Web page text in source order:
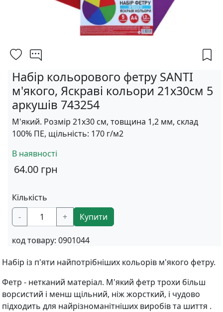
Набір кольорового фетру SANTI
м'якого, Яскраві кольори 21х30см 5
аркушів 743254
М'який. Розмір 21х30 см, товщина 1,2 мм, склад
100% ПЕ, щільність: 170 г/м2
В наявності
64.00 грн
Кількість
-
+ Купити
код товару: 0901044
Набір із п'яти найпотрібніших кольорів м'якого фетру.
Фетр - нетканий матеріал. М'який фетр трохи більш
ворсистий і менш щільний, ніж жорсткий, і чудово
підходить для найрізноманітніших виробів та шиття .